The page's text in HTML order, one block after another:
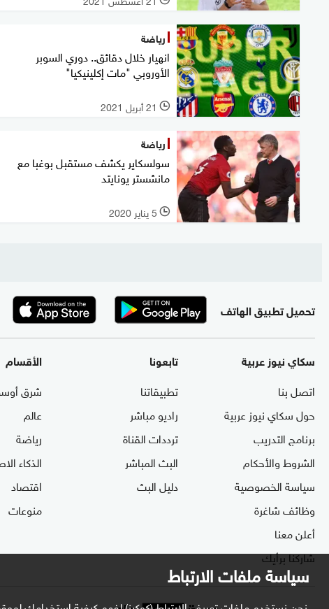
سياسة ملفات الارتباط
رياضة
انهيار خلال دقائق.. دوري السوبر
الأوروبي "مات إكلينيكيا"
l 21 أبريل 2021
رياضة
سولسكاير يكشف مستقبل بوغبا مع
مانشستر يونايتد
l 5 يناير 2020
تحميل تطبيق الهاتف
سكاي نيوز عربية
اتصل بنا
حول سكاي نيوز عربية
برنامج التدريب
الشروط والأحكام
سياسة الخصوصية
وظائف شاغرة
أعلن معنا
شاركنا برأيك
تابعونا
تطبيقاتنا
راديو مباشر
ترددات القناة
البث المباشر
دليل البث
الأقسام
شرق
عالم
رياضة
الذكاء
اقتصاد
منوعات